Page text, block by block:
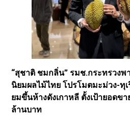
“สุชาติ ชมกลิ่น” รมช.กระทรวง
นิยมผลไม้ไทย โปรโมตมะม่วง-ทุ
ยมขึ้นห้างดังเกาหลี ตั้งเป้ายอดข
ล้านบาท